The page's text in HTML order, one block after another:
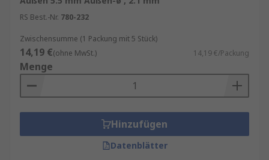
RS Best.-Nr. 780-232
Zwischensumme (1 Packung mit 5 Stück)
14,19 €(ohne MwSt.) 14,19 €/Packung
Menge
Hinzufügen
Datenblätter